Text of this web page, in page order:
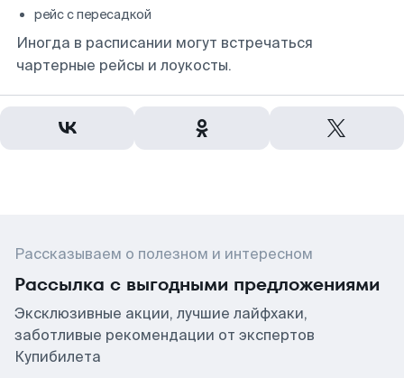
рейс с пересадкой
Иногда в расписании могут встречаться
чартерные рейсы и лоукосты.
Рассказываем о полезном и интересном
Рассылка с выгодными предложениями
Эксклюзивные акции, лучшие лайфхаки,
заботливые рекомендации от экспертов
Купибилета